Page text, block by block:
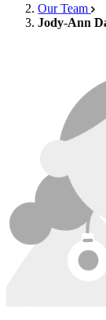
Our Team
Jody-Ann